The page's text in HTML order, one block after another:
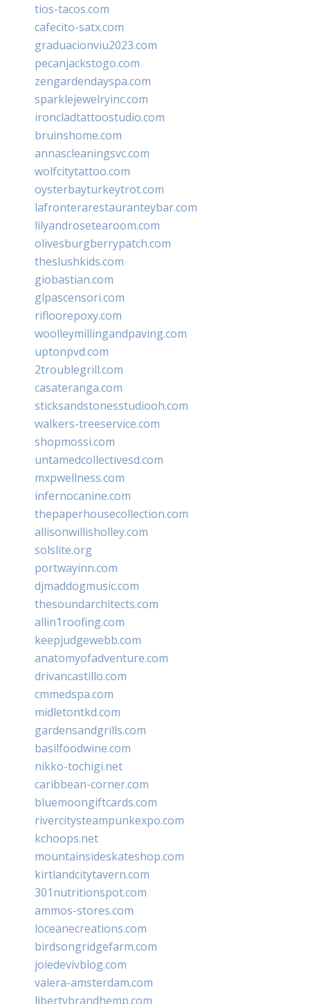
tios-tacos.com
cafecito-satx.com
graduacionviu2023.com
pecanjackstogo.com
zengardendayspa.com
sparklejewelryinc.com
ironcladtattoostudio.com
bruinshome.com
annascleaningsvc.com
wolfcitytattoo.com
oysterbayturkeytrot.com
lafronterarestauranteybar.com
lilyandrosetearoom.com
olivesburgberrypatch.com
theslushkids.com
giobastian.com
glpascensori.com
rifloorepoxy.com
woolleymillingandpaving.com
uptonpvd.com
2troublegrill.com
casateranga.com
sticksandstonesstudiooh.com
walkers-treeservice.com
shopmossi.com
untamedcollectivesd.com
mxpwellness.com
infernocanine.com
thepaperhousecollection.com
allisonwillisholley.com
solslite.org
portwayinn.com
djmaddogmusic.com
thesoundarchitects.com
allin1roofing.com
keepjudgewebb.com
anatomyofadventure.com
drivancastillo.com
cmmedspa.com
midletontkd.com
gardensandgrills.com
basilfoodwine.com
nikko-tochigi.net
caribbean-corner.com
bluemoongiftcards.com
rivercitysteampunkexpo.com
kchoops.net
mountainsideskateshop.com
kirtlandcitytavern.com
301nutritionspot.com
ammos-stores.com
loceanecreations.com
birdsongridgefarm.com
joiedevivblog.com
valera-amsterdam.com
libertybrandhemp.com